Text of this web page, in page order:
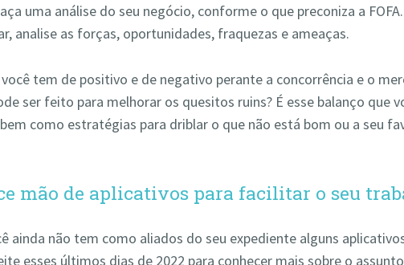
uma análise do seu negócio, conforme o que preconiza a
analise as forças, oportunidades, fraquezas e ameaças.
você tem de positivo e de negativo perante a concorrência e o
ser feito para melhorar os quesitos ruins? É esse balanço que
como estratégias para driblar o que não está bom ou a seu
mão de aplicativos para facilitar o seu
ainda não tem como aliados do seu expediente alguns
esses últimos dias de 2022 para conhecer mais sobre o